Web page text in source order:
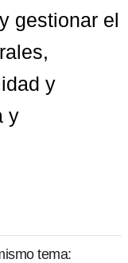
gestionar el
y
y
tema: